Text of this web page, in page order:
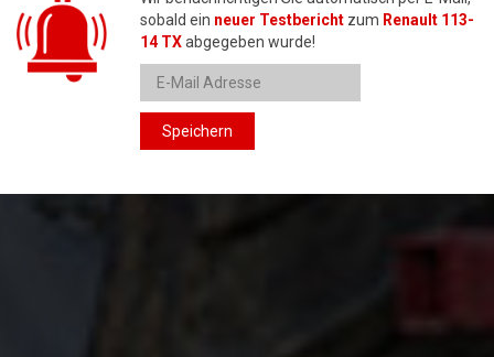
sobald ein neuer Testbericht zum Renault 113-
14 TXabgegeben wurde!
Speichern